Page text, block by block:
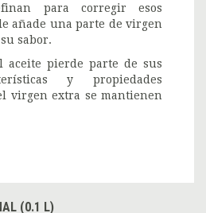
para corregir esos
añade una parte de virgen
sabor.
aceite pierde parte de sus
y propiedades
virgen extra se mantienen
(0.1 L)